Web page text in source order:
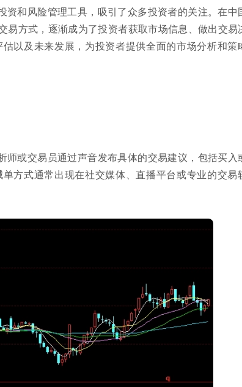
和风险管理工具，吸引了众多投资者的关注。在中
方式，逐渐成为了投资者获取市场信息、做出交易
以及未来发展，为投资者提供全面的市场分析和策
或交易员通过声音发布具体的交易建议，包括买入
方式通常出现在社交媒体、直播平台或专业的交易